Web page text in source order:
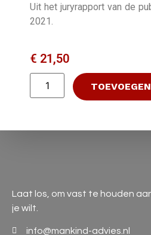
Uit het juryrapport van de
2021.
€ 21,50
Laat los, om vast te houden
je wilt.
info@mankind-advies.nl